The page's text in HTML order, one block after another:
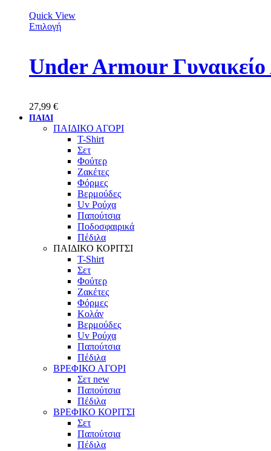
Quick View
Επιλογή
Under Armour
27,99 €
ΠΑΙΔΙ
ΠΑΙΔΙΚΟ ΑΓΟΡΙ
T-Shirt
Σετ
Φούτερ
Ζακέτες
Φόρμες
Βερμούδες
Uv Ρούχα
Παπούτσια
Ποδοσφαιρικά
Πέδιλα
ΠΑΙΔΙΚΟ ΚΟΡΙΤΣΙ
T-Shirt
Σετ
Φούτερ
Ζακέτες
Φόρμες
Κολάν
Βερμούδες
Uv Ρούχα
Παπούτσια
Πέδιλα
ΒΡΕΦΙΚΟ ΑΓΟΡΙ
Σετ new
Παπούτσια
Πέδιλα
ΒΡΕΦΙΚΟ ΚΟΡΙΤΣΙ
Σετ
Παπούτσια
Πέδιλα